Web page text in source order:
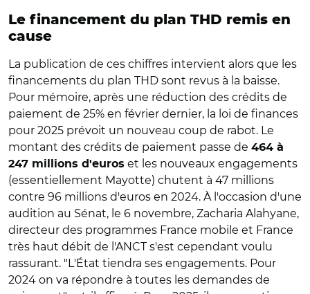
Le financement du plan THD remis en
cause
La publication de ces chiffres intervient alors que les
financements du plan THD sont revus à la baisse.
Pour mémoire, après une réduction des crédits de
paiement de 25% en février dernier, la loi de finances
pour 2025 prévoit un nouveau coup de rabot. Le
montant des crédits de paiement passe de 464 à
247 millions d'euros et les nouveaux engagements
(essentiellement Mayotte) chutent à 47 millions
contre 96 millions d'euros en 2024. À l'occasion d'une
audition au Sénat, le 6 novembre, Zacharia Alahyane,
directeur des programmes France mobile et France
très haut débit de l'ANCT s'est cependant voulu
rassurant. "L'État tiendra ses engagements. Pour
2024 on va répondre à toutes les demandes de